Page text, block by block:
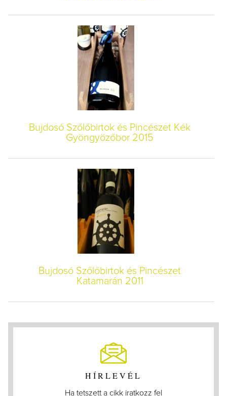
Bujdosó Szőlőbirtok és Pincészet Kék
Gyöngyözőbor 2015
Bujdosó Szőlőbirtok és Pincészet
Katamarán 2011
HÍRLEVÉL
Ha tetszett a cikk iratkozz fel